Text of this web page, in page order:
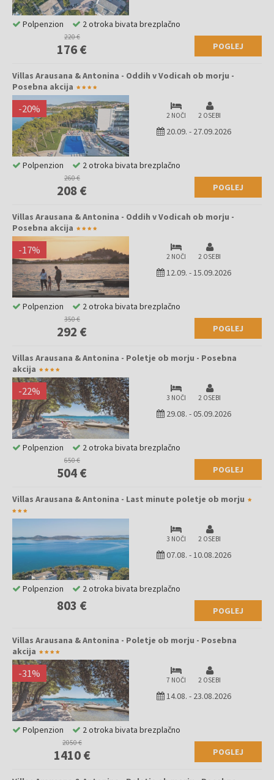
220 €
176 € POGLEJ
Polpenzion 2 otroka bivata brezplačno
Villas Arausana & Antonina - Oddih v Vodicah ob morju -
Posebna akcija
-20% 2 NOČI 2 OSEBI
20.09. - 27.09.2026
260 €
208 € POGLEJ
Polpenzion 2 otroka bivata brezplačno
Villas Arausana & Antonina - Oddih v Vodicah ob morju -
Posebna akcija
-17% 2 NOČI 2 OSEBI
12.09. -15.09.2026
350 €
292 € POGLEJ
Polpenzion 2 otroka bivata brezplačno
Villas Arausana & Antonina - Poletje ob morju - Posebna
akcija
-22% 3 NOČI 2 OSEBI
29.08. -05.09.2026
650 €
504 € POGLEJ
Polpenzion 2 otroka bivata brezplačno
Villas Arausana & Antonina - Last minute poletje ob morju
3 NOČI 2 OSEBI
07.08. -10.08.2026
803 € POGLEJ
Polpenzion 2 otroka bivata brezplačno
Villas Arausana & Antonina - Poletje ob morju - Posebna
akcija
-31% 7 NOČI 2 OSEBI
14.08. - 23.08.2026
2050 €
1410 € POGLEJ
Polpenzion 2 otroka bivata brezplačno